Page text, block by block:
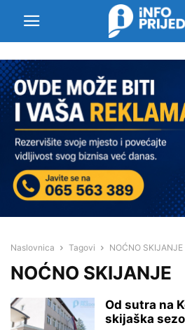
Naslovnica Tagovi NOĆNO SKIJANJE
NOĆNO SKIJANJE
Od sutra na
skijaška